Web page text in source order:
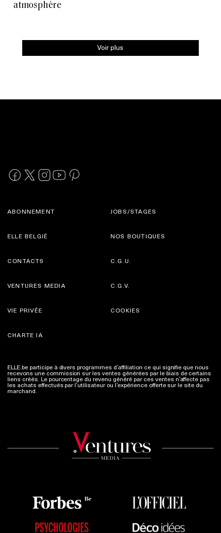
atmosphère
Voir plus
ABONNEMENT
ELLE BELGIË
JOBS/STAGES
NOS BOUTIQUES
CONTACTS
VENTURES MEDIA
C.G.U.
C.G.V.
VIE PRIVÉE
CHARTE IA
COOKIES
ELLE.be participe à divers programmes d’affiliation ce qui signifie que nous
recevons une commission sur les ventes générées par le biais de certains
liens créés. Le pourcentage du revenu généré par ces ventes n’affecte pas
les achats effectués par l’utilisateur ou l’expérience offerte sur le site du
marchand. Plus d'infos